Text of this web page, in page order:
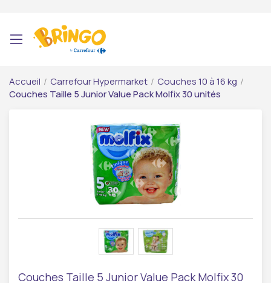
Accueil / Carrefour Hypermarket / Couches 10 à 16 kg /
Couches Taille 5 Junior Value Pack Molfix 30 unités
Couches Taille 5 Junior Value Pack Molfix 30